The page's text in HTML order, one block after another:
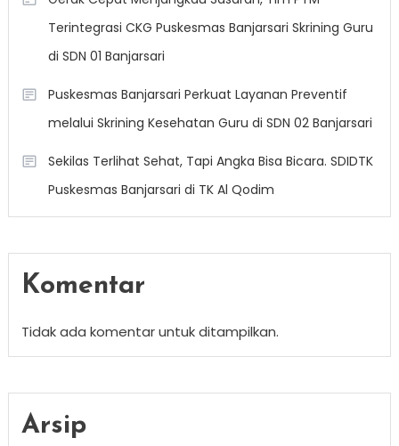
Terintegrasi CKG Puskesmas Banjarsari Skrining Guru
di SDN 01 Banjarsari
Puskesmas Banjarsari Perkuat Layanan Preventif
melalui Skrining Kesehatan Guru di SDN 02 Banjarsari
Sekilas Terlihat Sehat, Tapi Angka Bisa Bicara. SDIDTK
Puskesmas Banjarsari di TK Al Qodim
Komentar
Tidak ada komentar untuk ditampilkan.
Arsip